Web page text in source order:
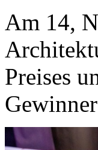
Am 14,
Preises